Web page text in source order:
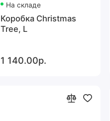
На складе
Коробка Christmas
Tree, L
1 140.00р.